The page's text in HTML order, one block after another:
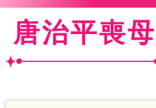
唐治平喪